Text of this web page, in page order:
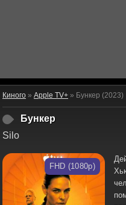
Киного » Apple TV+ » Бункер (2023)
Бункер
Silo
FHD (1080p)